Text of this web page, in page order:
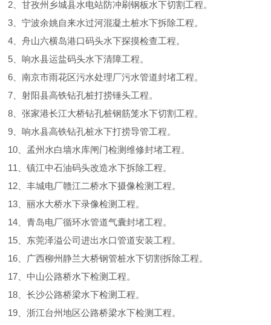
2、甘孜州乡城县水电站防冲刷钢板水下切割工程。
3、宁波余姚自来水过河混凝土桩水下拆除工程。
4、舟山六横岛港口码头水下探摸检查工程。
5、响水县运盐码头水下清障工程。
6、南京市雨花区污水处理厂污水管道封堵工程。
7、射阳县高铁钻孔桩打捞锤头工程。
8、张家港长江大桥钻孔桩钢筋笼水下切割工程。
9、响水县高铁钻孔桩水下打捞导管工程。
10、孟州水白墙水库闸门检测维修封堵工程。
11、镇江中石油码头改造水下拆除工程。
12、丰城电厂赣江二桥水下摄像检测工程。
13、丽水大桥水下录像检测工程。
14、青岛电厂循环水管道气囊封堵工程。
15、东莞泽溢公司进出水口管道安装工程。
16、广西柳州静兰大桥钢管桩水下切割拆除工程。
17、中山公路桥水下检测工程。
18、长沙公路桥梁水下检测工程。
19、浙江台州地区公路桥梁水下检测工程。